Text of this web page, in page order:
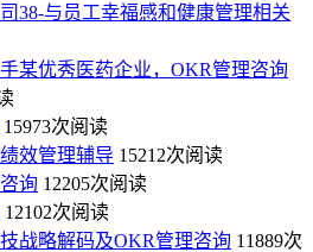
38-与员工幸福感和健康管理相关
某优秀医药企业，OKR管理咨询
15973次阅读
效管理辅导 15212次阅读
询 12205次阅读
12102次阅读
战略解码及OKR管理咨询 11889次